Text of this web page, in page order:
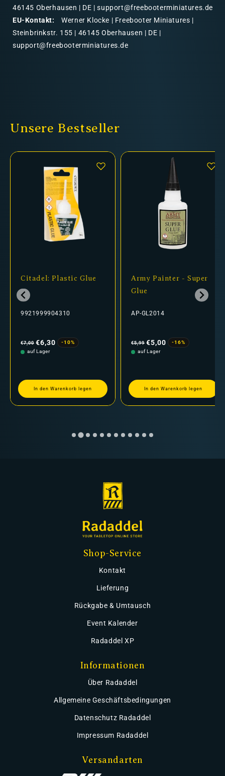
46145 Oberhausen | DE | support@freebooterminiatures.de
EU-Kontakt:
Werner Klocke | Freebooter Miniatures |
Steinbrinkstr. 155 | 46145 Oberhausen | DE |
support@freebooterminiatures.de
Unsere Bestseller
Citadel: Plastic Glue
9921999904310
Preis
€7,00 €6,30
-10%
auf Lager
In den Warenkorb legen
Army Painter - Super
Glue
AP-GL2014
Preis
€5,99 €5,00
-16%
auf Lager
In den Warenkorb legen
Shop-Service
Kontakt
Lieferung
Rückgabe & Umtausch
Event Kalender
Radaddel XP
Informationen
Über Radaddel
Allgemeine Geschäftsbedingungen
Datenschutz Radaddel
Impressum Radaddel
Versandarten